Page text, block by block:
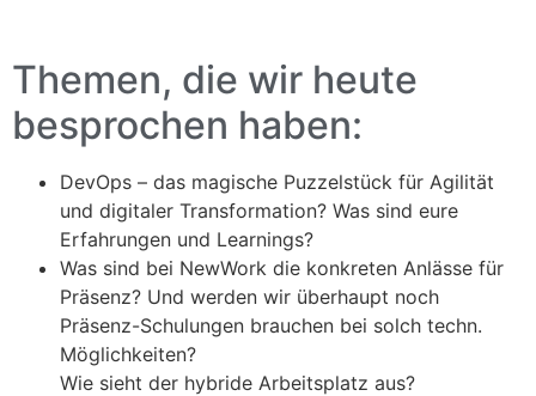
Themen, die wir heute
besprochen haben:
DevOps – das magische Puzzelstück für Agilität
und digitaler Transformation? Was sind eure
Erfahrungen und Learnings?
Was sind bei NewWork die konkreten Anlässe für
Präsenz? Und werden wir überhaupt noch
Präsenz-Schulungen brauchen bei solch techn.
Möglichkeiten?
Wie sieht der hybride Arbeitsplatz aus?